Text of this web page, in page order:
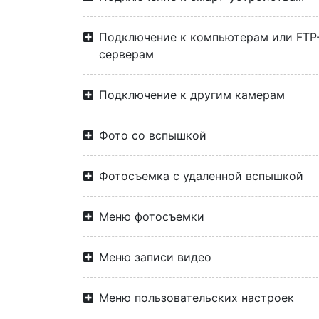
Подключение к компьютерам или
серверам
Подключение к другим камерам
Фото со вспышкой
Фотосъемка с удаленной вспышкой
Меню фотосъемки
Меню записи видео
Меню пользовательских настроек